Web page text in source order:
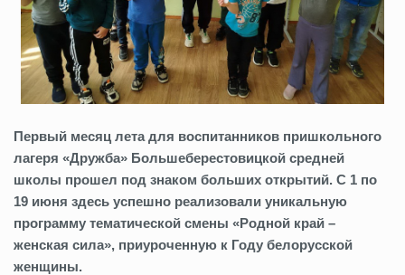
Первый месяц лета для воспитанников пришкольного
лагеря «Дружба» Большеберестовицкой средней
школы прошел под знаком больших открытий. С 1 по
19 июня здесь успешно реализовали уникальную
программу тематической смены «Родной край –
женская сила», приуроченную к Году белорусской
женщины.